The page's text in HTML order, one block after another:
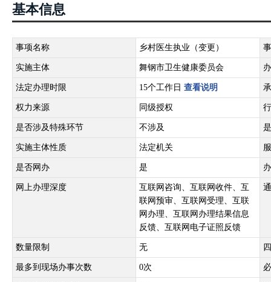
基本信息
事项名称 乡村医生执业（变更）
实施主体 舞钢市卫生健康委员会
法定办理时限 15个工作日 查看说明
权力来源 同级授权
是否涉及特殊环节 不涉及
实施主体性质 法定机关
是否网办 是
网上办理深度
互联网咨询、互联网收件、互
联网预审、互联网受理、互联
网办理、互联网办理结果信息
反馈、互联网电子证照反馈
数量限制 无
最多到现场办事次数 0次